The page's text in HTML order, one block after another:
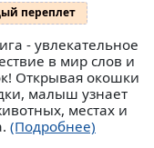
переплет
- увлекательное
в мир слов и
Открывая окошки
малыш узнает
местах и
(Подробнее)